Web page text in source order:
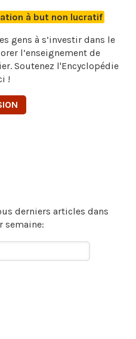
à but non lucratif
gens à s’investir dans le
l’enseignement de
Soutenez l'Encyclopédie
!
derniers articles dans
semaine: